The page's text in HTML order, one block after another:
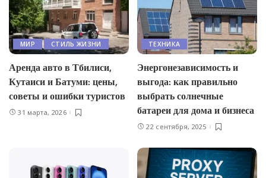
МИР СТИЛЬ ЖИЗНИ
Аренда авто в Тбилиси,
Кутаиси и Батуми: цены,
советы и ошибки туристов
31 марта, 2026
ТЕХНИКА
Энергонезависимость и
выгода: как правильно
выбрать солнечные
батареи для дома и бизнеса
22 сентября, 2025